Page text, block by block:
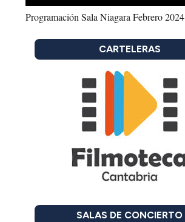
Programación Sala Niagara Febrero 2024
CARTELERAS
SALAS DE CONCIERTO